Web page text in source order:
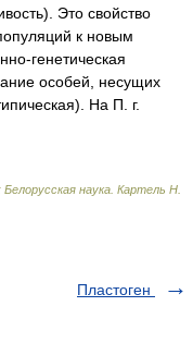
Это свойство
к новым
генетическая
особей, несущих
На П. г.
наука Картель Н.
Плаcтоген